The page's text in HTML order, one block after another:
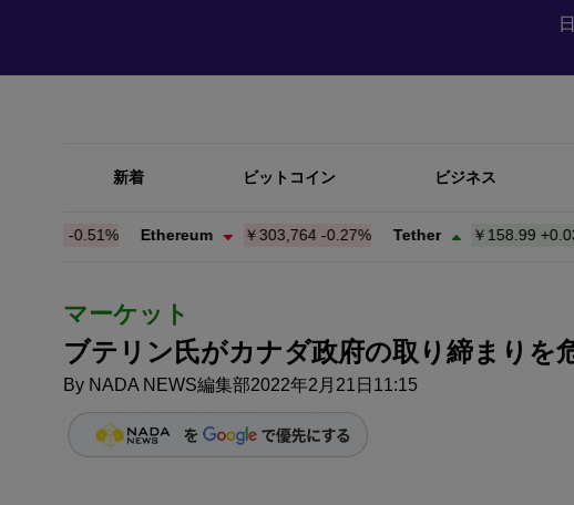
新着 ビットコイン ビジネス
-0.51% Ethereum ￥303,764-0.27% Tether ￥158.99+0.03%
マーケット
ブテリン氏がカナダ政府の取り締まりを
By NADA NEWS編集部2022年2月21日11:15